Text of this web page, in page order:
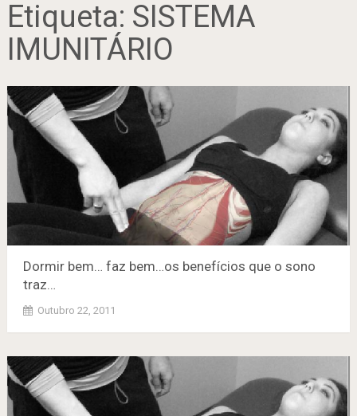
Etiqueta: SISTEMA
IMUNITÁRIO
Dormir bem… faz bem…os benefícios que o sono
traz…
Outubro 22, 2011